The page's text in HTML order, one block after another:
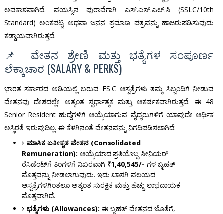
ಅವಕಾಶವಾಗಿದೆ. ವಯಸ್ಸಿನ ಪುರಾವೆಗಾಗಿ ಎಸ್.ಎಸ್.ಎಲ್.ಸಿ (SSLC/10th
Standard) ಅಂಕಪಟ್ಟಿ ಅಥವಾ ಜನನ ಪ್ರಮಾಣ ಪತ್ರವನ್ನು ಹಾಜರುಪಡಿಸುವುದು
ಕಡ್ಡಾಯವಾಗಿರುತ್ತದೆ.
📌 ವೇತನ ಶ್ರೇಣಿ ಮತ್ತು ಭತ್ಯೆಗಳ ಸಂಪೂರ್ಣ
ಲೆಕ್ಕಾಚಾರ (SALARY & PERKS)
ಭಾರತ ಸರ್ಕಾರದ ಅಡಿಯಲ್ಲಿ ಬರುವ ESIC ಆಸ್ಪತ್ರೆಗಳು ತಮ್ಮ ಸಿಬ್ಬಂದಿಗೆ ನೀಡುವ
ವೇತನವು ದೇಶದಲ್ಲೇ ಅತ್ಯಂತ ಸ್ಪರ್ಧಾತ್ಮಕ ಮತ್ತು ಆಕರ್ಷಕವಾಗಿರುತ್ತದೆ. ಈ 48
Senior Resident ಹುದ್ದೆಗಳಿಗೆ ಆಯ್ಕೆಯಾಗುವ ವೈದ್ಯರುಗಳಿಗೆ ಯಾವುದೇ ಆರ್ಥಿಕ
ಅಸ್ಥಿರತೆ ಇರುವುದಿಲ್ಲ. ಈ ಕೆಳಗಿನಂತೆ ವೇತನವನ್ನು ನಿಗದಿಪಡಿಸಲಾಗಿದೆ:
ಮಾಸಿಕ ಏಕೀಕೃತ ವೇತನ (Consolidated
Remuneration): ಆಯ್ಕೆಯಾದ ಪ್ರತಿಯೊಬ್ಬ ಸೀನಿಯರ್
ರೆಸಿಡೆಂಟ್‌ಗೆ ತಿಂಗಳಿಗೆ ನಿಖರವಾಗಿ ₹1,40,545/- ಗಳ ಬೃಹತ್
ಮೊತ್ತವನ್ನು ನೀಡಲಾಗುವುದು. ಇದು ಖಾಸಗಿ ವಲಯದ
ಆಸ್ಪತ್ರೆಗಳಿಗಿಂತಲೂ ಅತ್ಯಂತ ಸುರಕ್ಷಿತ ಮತ್ತು ಹೆಚ್ಚು ಲಾಭದಾಯಕ
ಮೊತ್ತವಾಗಿದೆ.
ಭತ್ಯೆಗಳು (Allowances): ಈ ಬೃಹತ್ ವೇತನದ ಜೊತೆಗೆ,